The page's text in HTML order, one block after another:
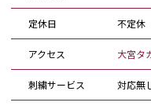
定休日 不定休
アクセス 大宮タ
刺繍サービス 対応無